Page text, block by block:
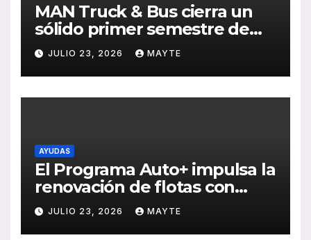
MAN Truck & Bus cierra un
sólido primer semestre de
2026 con crecimiento en
ventas, pedidos y
rentabilidad
JULIO 23, 2026 MAYTE
AYUDAS
El Programa Auto+ impulsa la
renovación de flotas con
ayudas a vehículos eléctricos
ligeros
JULIO 23, 2026 MAYTE